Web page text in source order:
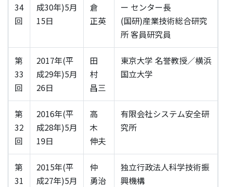
34
回
成30年)5月
15日
倉
正英
ー センター長
(国研)産業技術総合研究
所 客員研究員
第
33
回
2017年(平
成29年)5月
26日
田
村
昌三
東京大学 名誉教授／横浜
国立大学
第
32
回
2016年(平
成28年)5月
19日
高
木
伸夫
有限会社システム安全研
究所
第
31
2015年(平
成27年)5月
仲
勇治
独立行政法人科学技術振
興機構